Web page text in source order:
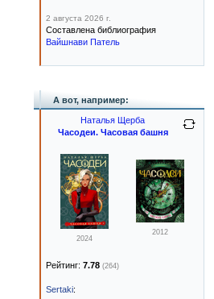
2 августа 2026 г.
Составлена библиография
Вайшнави Патель
А вот, например:
Наталья Щерба
Часодеи. Часовая башня
2024
2012
Рейтинг: 7.78 (264)
Sertaki: